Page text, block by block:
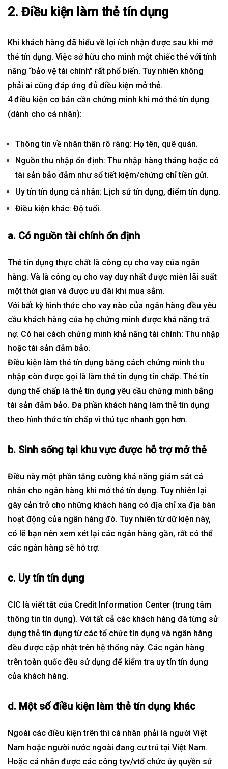
2. Điều kiện làm thẻ tín dụng
Khi khách hàng đã hiểu về lợi ích nhận được sau khi mở
thẻ tín dụng. Việc sở hữu cho mình một chiếc thẻ với tính
năng “bảo vệ tài chính” rất phổ biến. Tuy nhiên không
phải ai cũng đáp ứng đủ điều kiện mở thẻ.
4 điều kiện cơ bản cần chứng minh khi mở thẻ tín dụng
(dành cho cá nhân):
Thông tin về nhân thân rõ ràng: Họ tên, quê quán.
Nguồn thu nhập ổn định: Thu nhập hàng tháng hoặc có
tài sản bảo đảm như sổ tiết kiệm/chứng chỉ tiền gửi.
Uy tín tín dụng cá nhân: Lịch sử tín dụng, điểm tín dụng.
Điều kiện khác: Độ tuổi.
a. Có nguồn tài chính ổn định
Thẻ tín dụng thực chất là công cụ cho vay của ngân
hàng. Và là công cụ cho vay duy nhất được miễn lãi suất
một thời gian và được ưu đãi khi mua sắm.
Với bất kỳ hình thức cho vay nào của ngân hàng đều yêu
cầu khách hàng của họ chứng minh được khả năng trả
nợ. Có hai cách chứng minh khả năng tài chính: Thu nhập
hoặc tài sản đảm bảo.
Điều kiện làm thẻ tín dụng bằng cách chứng minh thu
nhập còn được gọi là làm thẻ tín dụng tín chấp. Thẻ tín
dụng thế chấp là thẻ tín dụng yêu cầu chứng minh bằng
tài sản đảm bảo. Đa phần khách hàng làm thẻ tín dụng
theo hình thức tín chấp vì thủ tục nhanh gọn hơn.
b. Sinh sống tại khu vực được hỗ trợ mở thẻ
Điều này một phần tăng cường khả năng giám sát cá
nhân cho ngân hàng khi mở thẻ tín dụng. Tuy nhiên lại
gây cản trở cho những khách hàng có địa chỉ xa địa bàn
hoạt động của ngân hàng đó. Tuy nhiên từ dữ kiện này,
có lẽ bạn nên xem xét lại các ngân hàng gần, rất có thể
các ngân hàng sẽ hỗ trợ.
c. Uy tín tín dụng
CIC là viết tắt của Credit Information Center (trung tâm
thông tin tín dụng). Với tất cả các khách hàng đã từng sử
dụng thẻ tín dụng từ các tổ chức tín dụng và ngân hàng
đều được cập nhật trên hệ thống này. Các ngân hàng
trên toàn quốc đều sử dụng để kiểm tra uy tín tín dụng
của khách hàng.
d. Một số điều kiện làm thẻ tín dụng khác
Ngoài các điều kiện trên thì cá nhân phải là người Việt
Nam hoặc người nước ngoài đang cư trú tại Việt Nam.
Hoặc cá nhân được các công tyv/vtổ chức ủy quyền sử